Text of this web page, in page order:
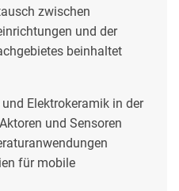
zwischen
und der
beinhaltet
Elektrokeramik in der
und Sensoren
für mobile